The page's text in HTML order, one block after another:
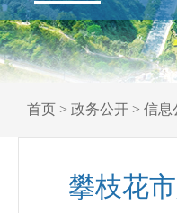
首页 > 政务公开 > 信息
攀枝花